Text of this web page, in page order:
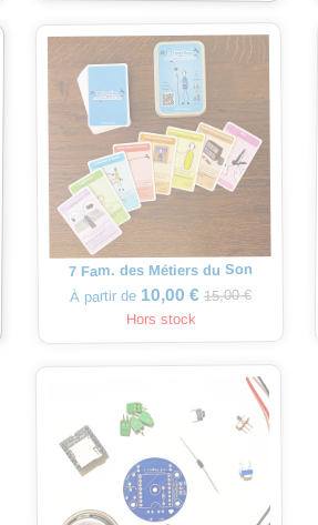
7 Fam. des Métiers du Son
À partir de 10,00 € 15,00 €
Hors stock